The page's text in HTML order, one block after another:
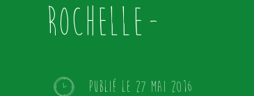
Rochelle
Publié le 27 mai 2016